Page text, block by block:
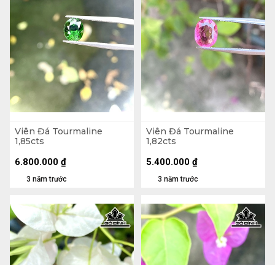
Viên Đá Tourmaline
1,85cts
3 năm trước
6.800.000 ₫
Viên Đá Tourmaline
1,82cts
3 năm trước
5.400.000 ₫